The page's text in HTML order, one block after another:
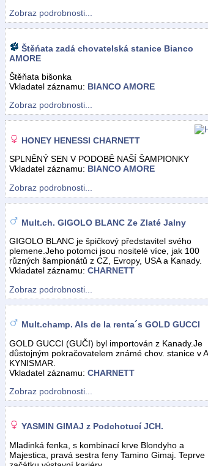
Zobraz podrobnosti...
Štěńata zadá chovatelská stanice Bianco
AMORE
Štěňata bišonka
Vkladatel záznamu: BIANCO AMORE
Zobraz podrobnosti...
HONEY HENESSI CHARNETT
SPLNĚNÝ SEN V PODOBĚ NAŠÍ ŠAMPIONKY
Vkladatel záznamu: BIANCO AMORE
Zobraz podrobnosti...
Mult.ch. GIGOLO BLANC Ze Zlaté Jalny
GIGOLO BLANC je špičkový představitel svého
plemene.Jeho potomci jsou nositelé více, jak 100
různých šampionátů z CZ, Evropy, USA a Kanady.
Vkladatel záznamu: CHARNETT
Zobraz podrobnosti...
Mult.champ. Als de la renta´s GOLD GUCCI
GOLD GUCCI (GUČI) byl importován z Kanady.Je
důstojným pokračovatelem známé chov. stanice v
KYNISMAR.
Vkladatel záznamu: CHARNETT
Zobraz podrobnosti...
YASMIN GIMAJ z Podchotucí JCH.
Mladinká fenka, s kombinací krve Blondyho a
Majestica, pravá sestra feny Tamino Gimaj. Teprve